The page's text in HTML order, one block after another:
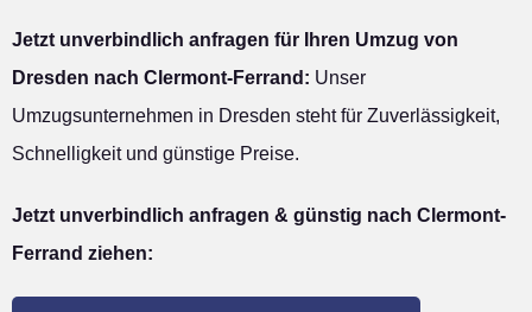
Jetzt unverbindlich anfragen für Ihren Umzug von
Dresden nach Clermont-Ferrand: Unser
Umzugsunternehmen in Dresden steht für Zuverlässigkeit,
Schnelligkeit und günstige Preise.
Jetzt unverbindlich anfragen & günstig nach Clermont-
Ferrand ziehen: